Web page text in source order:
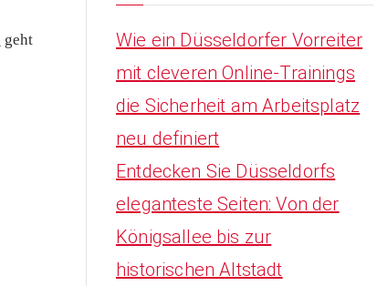
geht
r
Wie ein Düsseldorfer Vorreiter
mit cleveren Online-Trainings
die Sicherheit am Arbeitsplatz
neu definiert
Entdecken Sie Düsseldorfs
eleganteste Seiten: Von der
Königsallee bis zur
historischen Altstadt